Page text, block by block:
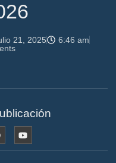
21, 2025
6:46 am